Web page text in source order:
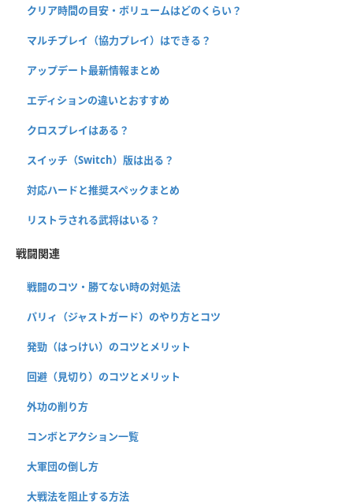
クリア時間の目安・ボリュームはどのくらい？
マルチプレイ（協力プレイ）はできる？
アップデート最新情報まとめ
エディションの違いとおすすめ
クロスプレイはある？
スイッチ（Switch）版は出る？
対応ハードと推奨スペックまとめ
リストラされる武将はいる？
戦闘関連
戦闘のコツ・勝てない時の対処法
パリィ（ジャストガード）のやり方とコツ
発勁（はっけい）のコツとメリット
回避（見切り）のコツとメリット
外功の削り方
コンボとアクション一覧
大軍団の倒し方
大戦法を阻止する方法